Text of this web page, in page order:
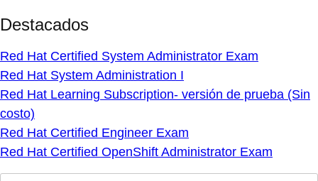
Destacados
Red Hat Certified System Administrator Exam
Red Hat System Administration I
Red Hat Learning Subscription- versión de prueba (Sin
costo)
Red Hat Certified Engineer Exam
Red Hat Certified OpenShift Administrator Exam